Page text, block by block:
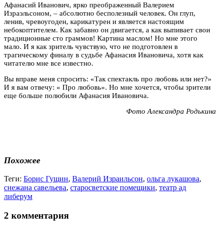
Афанасий Иванович, ярко преображенный Валерием
Израэльсоном, – абсолютно бесполезный человек. Он глуп,
ленив, чревоугоден, карикатурен и является настоящим
небокоптителем. Как забавно он двигается, а как выпивает свои
традиционные сто граммов! Картина маслом! Но мне этого
мало. И я как зритель чувствую, что не подготовлен в
трагическому финалу в судьбе Афанасия Ивановича, хотя как
читателю мне все известно.
Вы вправе меня спросить: «Так спектакль про любовь или нет?»
И я вам отвечу: « Про любовь». Но мне хочется, чтобы зрители
еще больше полюбили Афанасия Ивановича.
Фото Александра Родькина
Похожее
Теги: Борис Гущин, Валерий Израильсон, ольга лукашова,
снежана савельева, старосветские помещики, театр ад
либерум
2 комментария